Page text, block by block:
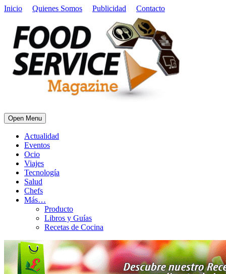
Inicio Quienes Somos Publicidad Contacto
Open Menu
Actualidad
Eventos
Ocio
Viajes
Tecnología
Salud
Chefs
Más…
Producto
Libros y Guías
Recetas de Cocina